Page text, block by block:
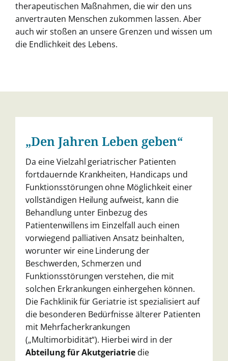
therapeutischen Maßnahmen, die wir den uns
anvertrauten Menschen zukommen lassen. Aber
auch wir stoßen an unsere Grenzen und wissen um
die Endlichkeit des Lebens.
„Den Jahren Leben geben“
Da eine Vielzahl geriatrischer Patienten
fortdauernde Krankheiten, Handicaps und
Funktionsstörungen ohne Möglichkeit einer
vollständigen Heilung aufweist, kann die
Behandlung unter Einbezug des
Patientenwillens im Einzelfall auch einen
vorwiegend palliativen Ansatz beinhalten,
worunter wir eine Linderung der
Beschwerden, Schmerzen und
Funktionsstörungen verstehen, die mit
solchen Erkrankungen einhergehen können.
Die Fachklinik für Geriatrie ist spezialisiert auf
die besonderen Bedürfnisse älterer Patienten
mit Mehrfacherkrankungen
(„Multimorbidität“). Hierbeiwird in der
Abteilung für Akutgeriatrie die